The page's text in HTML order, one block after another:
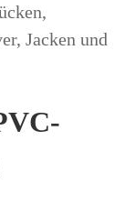
Jacken und